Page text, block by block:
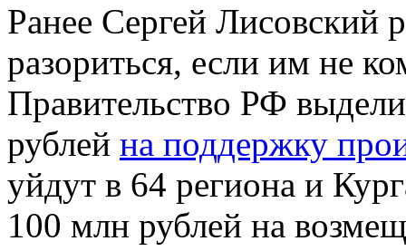
Ранее Сергей Лисовский
разориться, если им не
Правительство РФ
рублей на поддержку
уйдут в 64 региона и
100 млн рублей на